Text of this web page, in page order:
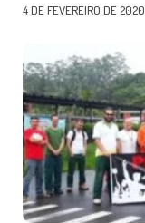
4 DE FEVEREIRO DE 2020